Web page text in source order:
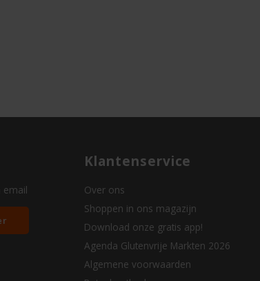
email
Klantenservice
Over ons
Shoppen in ons magazijn
Download onze gratis app!
Agenda Glutenvrije Markten 2026
Algemene voorwaarden